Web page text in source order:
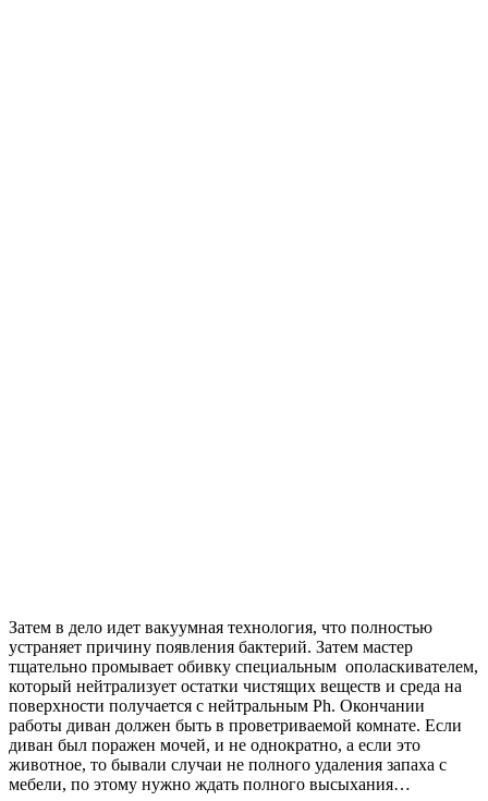
Затем в дело идет вакуумная технология, что полностью
устраняет причину появления бактерий. Затем мастер
тщательно промывает обивку специальным ополаскивателем,
который нейтрализует остатки чистящих веществ и среда на
поверхности получается с нейтральным Ph. Окончании
работы диван должен быть в проветриваемой комнате. Если
диван был поражен мочей, и не однократно, а если это
животное, то бывали случаи не полного удаления запаха с
мебели, по этому нужно ждать полного высыхания…